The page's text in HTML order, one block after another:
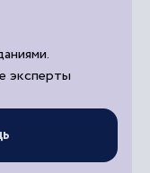
эксперты